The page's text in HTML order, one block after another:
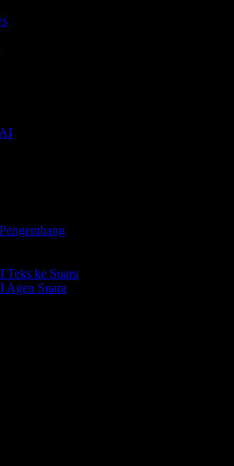
Teks ke Suara
Agen Suara